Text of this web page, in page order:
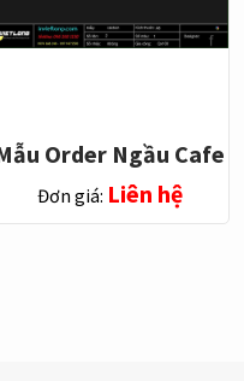
Order Ngầu Cafe
Đơn giá: Liên hệ